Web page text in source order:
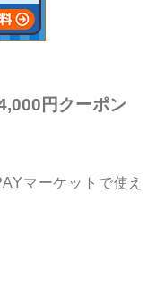
円クーポン
マーケットで使え